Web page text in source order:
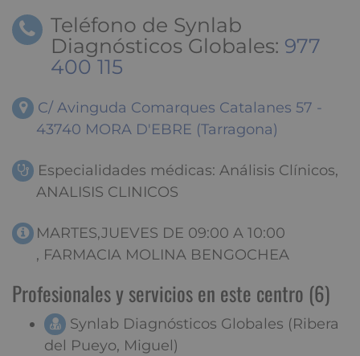
Teléfono de Synlab
Diagnósticos Globales: 977
400 115
C/ Avinguda Comarques Catalanes 57 -
43740 MORA D'EBRE (Tarragona)
Especialidades médicas: Análisis Clínicos,
ANALISIS CLINICOS
MARTES,JUEVES DE 09:00 A 10:00
, FARMACIA MOLINA BENGOCHEA
Profesionales y servicios en este centro (6)
Synlab Diagnósticos Globales (Ribera
del Pueyo, Miguel)